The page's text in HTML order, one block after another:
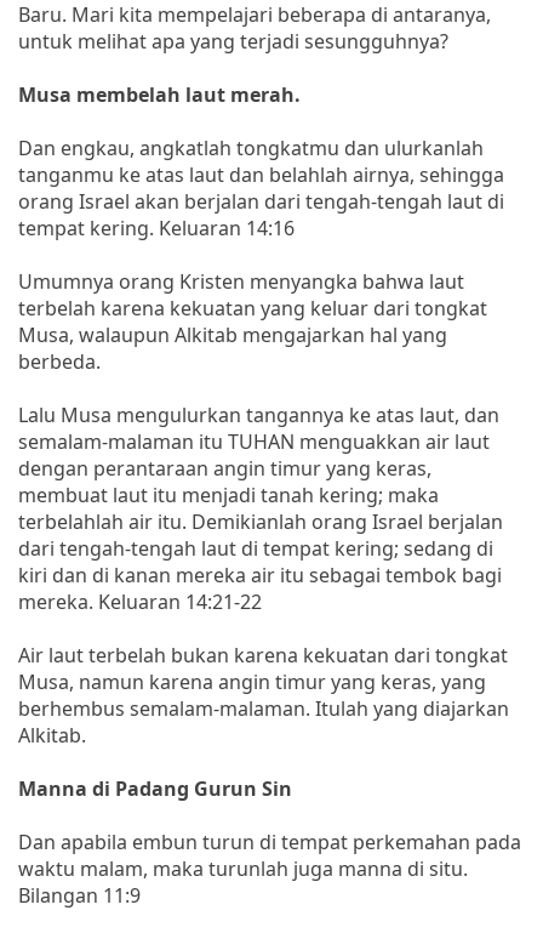
Baru. Mari kita mempelajari beberapa di antaranya,
untuk melihat apa yang terjadi sesungguhnya?
Musa membelah laut merah.
Dan engkau, angkatlah tongkatmu dan ulurkanlah
tanganmu ke atas laut dan belahlah airnya, sehingga
orang Israel akan berjalan dari tengah-tengah laut di
tempat kering. Keluaran 14:16
Umumnya orang Kristen menyangka bahwa laut
terbelah karena kekuatan yang keluar dari tongkat
Musa, walaupun Alkitab mengajarkan hal yang
berbeda.
Lalu Musa mengulurkan tangannya ke atas laut, dan
semalam-malaman itu TUHAN menguakkan air laut
dengan perantaraan angin timur yang keras,
membuat laut itu menjadi tanah kering; maka
terbelahlah air itu. Demikianlah orang Israel berjalan
dari tengah-tengah laut di tempat kering; sedang di
kiri dan di kanan mereka air itu sebagai tembok bagi
mereka. Keluaran 14:21-22
Air laut terbelah bukan karena kekuatan dari tongkat
Musa, namun karena angin timur yang keras, yang
berhembus semalam-malaman. Itulah yang diajarkan
Alkitab.
Manna di Padang Gurun Sin
Dan apabila embun turun di tempat perkemahan pada
waktu malam, maka turunlah juga manna di situ.
Bilangan 11:9